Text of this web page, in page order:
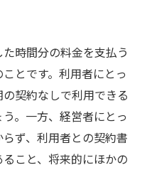
時間分の料金を支払う
とです。利用者にとっ
契約なしで利用できる
。一方、経営者にとっ
ず、利用者との契約書
こと、将来的にほかの